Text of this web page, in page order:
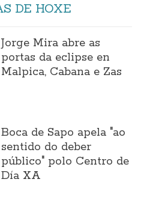
DE HOXE
Jorge Mira abre as
portas da eclipse en
Malpica, Cabana e Zas
Boca de Sapo apela "ao
sentido do deber
público" polo Centro de
Día XA